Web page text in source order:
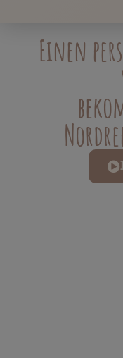
Einen